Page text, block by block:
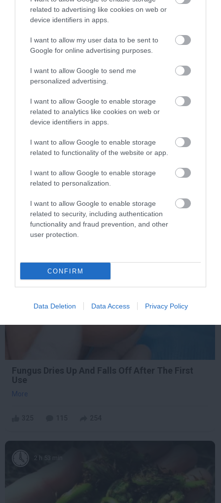
related to advertising like cookies on web or
device identifiers in apps.
I want to allow my user data to be sent to
Google for online advertising purposes.
I want to allow Google to send me
personalized advertising.
I want to allow Google to enable storage
related to analytics like cookies on web or
device identifiers in apps.
I want to allow Google to enable storage
related to functionality of the website or app.
I want to allow Google to enable storage
related to personalization.
I want to allow Google to enable storage
related to security, including authentication
functionality and fraud prevention, and other
user protection.
CONFIRM
Data Deletion Data Access Privacy Policy
444 98 281
This Simple Trick Removes All Parasites From
Your Body!
329 50 249
Fungus Dries Up And Falls Off After The First
Use
More
2 h 53 min